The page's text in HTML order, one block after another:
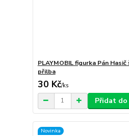
PLAYMOBIL figurka Pán
přilba
30 Kč/ks
Přidat do
Novinka